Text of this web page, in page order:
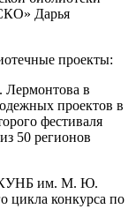
Дарья
проекты:
в
проектов в
фестиваля
50 регионов
им. М. Ю.
цикла конкурса по